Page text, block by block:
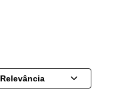
Relevância